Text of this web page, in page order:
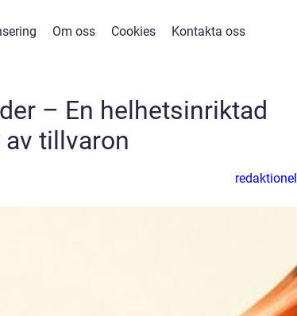
Om oss Cookies Kontakta oss
– En helhetsinriktad
tillvaron
redaktionel